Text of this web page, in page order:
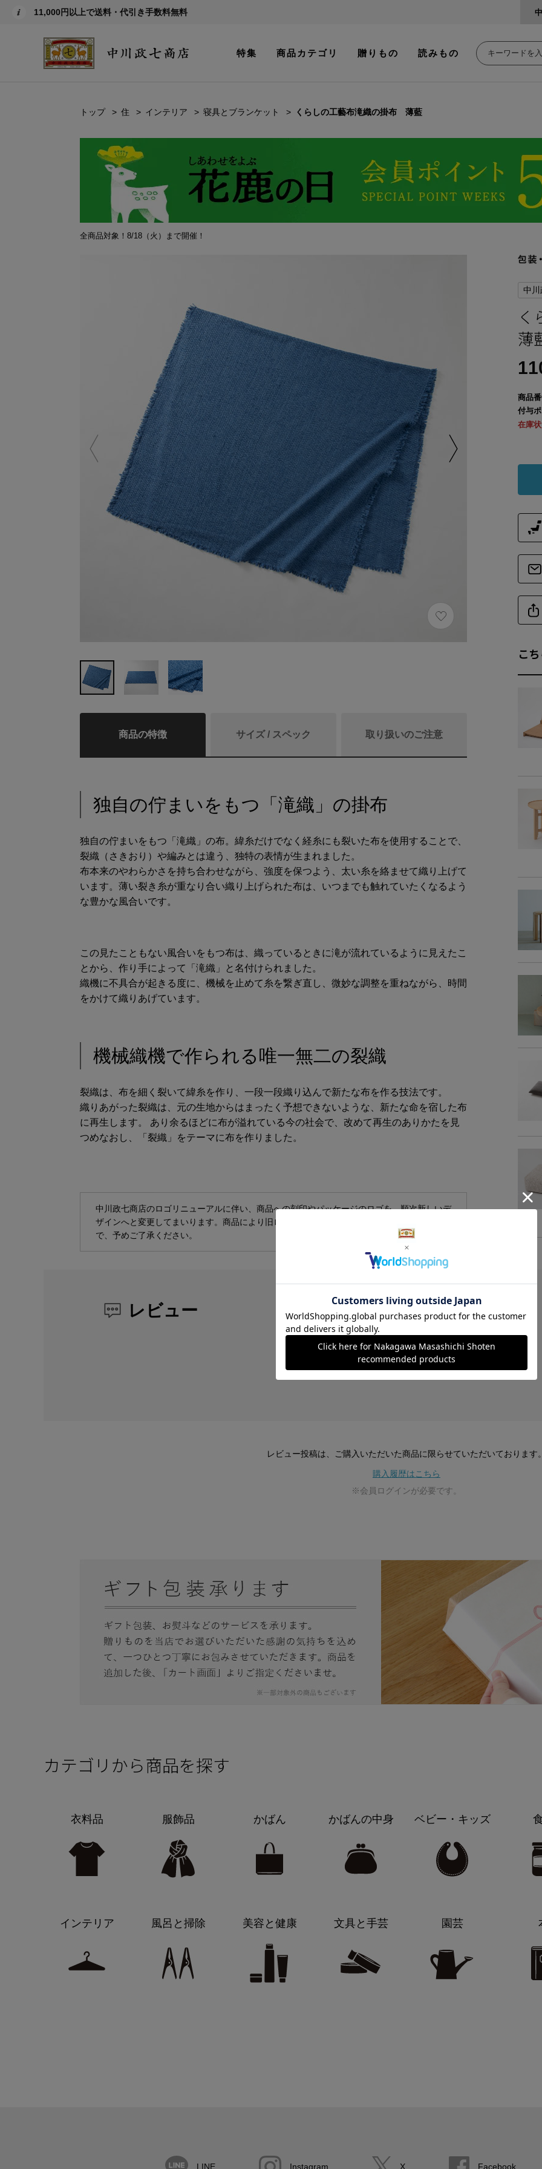
11,000円以上で送料・代引き手数料無料
特集 商品カテゴリ 贈りもの 読みもの
トップ 住 インテリア 寝具とブランケット くらしの工藝布滝織の掛布 薄藍
全商品対象！8/18（火）まで開催！
商品の特徴 サイズ / スペック 取り扱いのご注意
独自の佇まいをもつ「滝織」の掛布
独自の佇まいをもつ「滝織」の布。緯糸だけでなく経糸にも裂いた布を使用することで、
裂織（さきおり）や編みとは違う、独特の表情が生まれました。
布本来のやわらかさを持ち合わせながら、強度を保つよう、太い糸を絡ませて織り上げて
います。薄い裂き糸が重なり合い織り上げられた布は、いつまでも触れていたくなるよう
な豊かな風合いです。
この見たこともない風合いをもつ布は、織っているときに滝が流れているように見えたこ
とから、作り手によって「滝織」と名付けられました。
織機に不具合が起きる度に、機械を止めて糸を繋ぎ直し、微妙な調整を重ねながら、時間
をかけて織りあげています。
機械織機で作られる唯一無二の裂織
裂織は、布を細く裂いて緯糸を作り、一段一段織り込んで新たな布を作る技法です。
織りあがった裂織は、元の生地からはまったく予想できないような、新たな命を宿した布
に再生します。 あり余るほどに布が溢れている今の社会で、改めて再生のありかたを見
つめなおし、「裂織」をテーマに布を作りました。
商品詳細
素
中川政七商店のロゴリニューアルに伴い、商品への刻印やパッケージのロゴを、順次新しいデ
ザインへと変更してまいります。商品により旧ロゴと新ロゴが混在する場合がございますの
で、予めご了承ください。
中川
薄
商品
付与
在庫
こ
レビュー
レビューはありません。
レビュー投稿は、ご購入いただいた商品に 限らせていただいております
購入履歴はこちら
※会員ログインが必要です。
カテゴリから商品を探す
衣料品 服飾品 かばん かばんの中身 ベビー・キッズ
インテリア 風呂と掃除 美容と健康 文具と手芸 園芸
LINE Instagram X Facebook